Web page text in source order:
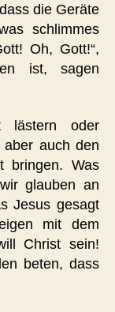
die Geräte
schlimmes
Oh, Gott!“,
ist, sagen
lästern oder
auch den
bringen. Was
glauben an
Jesus gesagt
mit dem
Christ sein!
beten, dass